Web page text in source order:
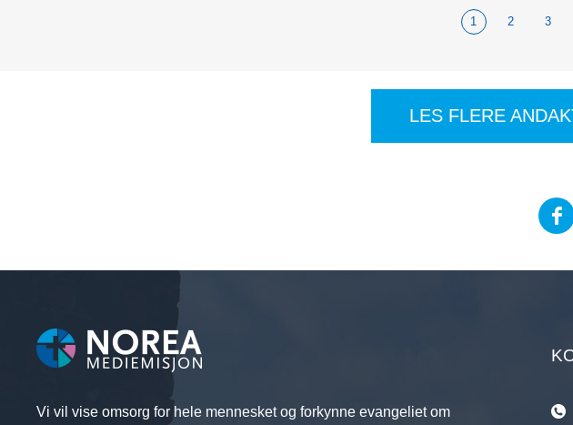
De har kanskje ikke hendt i virkeligheten, men fortelles videre
1 2 3
LES FLERE
Vi vil vise omsorg for hele mennesket og forkynne evangeliet om